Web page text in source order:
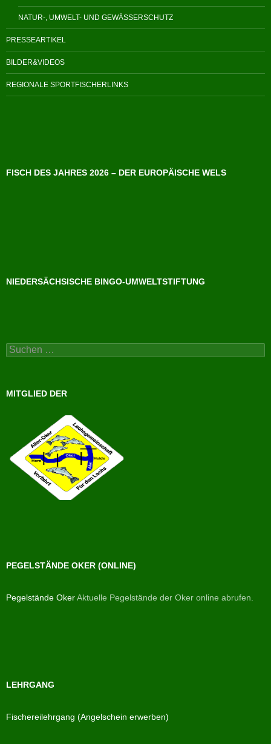
NATUR-, UMWELT- UND GEWÄSSERSCHUTZ
PRESSEARTIKEL
BILDER&VIDEOS
REGIONALE SPORTFISCHERLINKS
FISCH DES JAHRES 2026 – DER EUROPÄISCHE WELS
NIEDERSÄCHSISCHE BINGO-UMWELTSTIFTUNG
Suchen
nach:
MITGLIED DER
PEGELSTÄNDE OKER (ONLINE)
Pegelstände OkerAktuelle Pegelstände der Oker online abrufen.
LEHRGANG
Fischereilehrgang (Angelschein erwerben)